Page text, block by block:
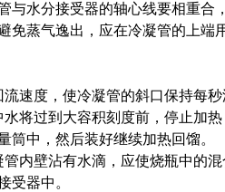
与水分接受器的轴心线要相重合
免蒸气逸出，应在冷凝管的上端
速度，使冷凝管的斜口保持每秒
将过到大容积刻度前，停止加
筒中，然后装好继续加热回馏。
内壁沾有水滴，应使烧瓶中的
受器中。